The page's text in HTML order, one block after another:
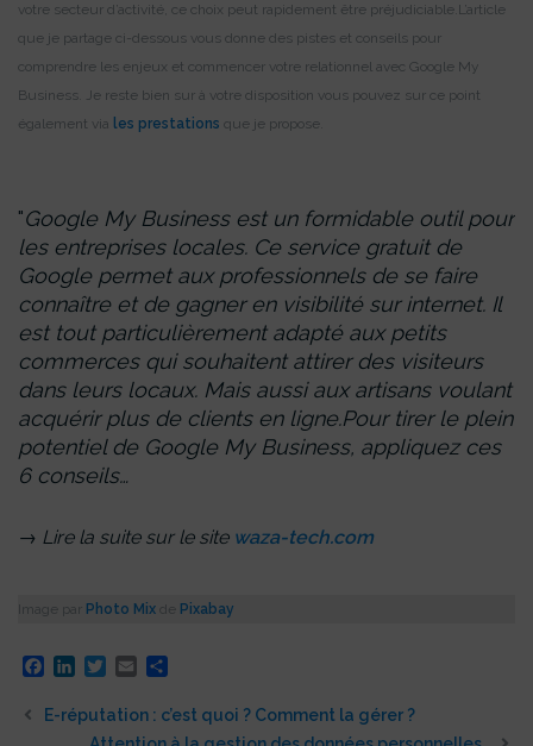
votre secteur d’activité, ce choix peut rapidement être préjudiciable. L’article
que je partage ci-dessous vous donne des pistes et conseils pour
comprendre les enjeux et commencer votre relationnel avec Google My
Business. Je reste bien sur à votre disposition vous pouvez sur ce point
également via les prestations que je propose.
Google My Business est un formidable outil pour
les entreprises locales. Ce service gratuit de
Google permet aux professionnels de se faire
connaître et de gagner en visibilité sur internet. Il
est tout particulièrement adapté aux petits
commerces qui souhaitent attirer des visiteurs
dans leurs locaux. Mais aussi aux artisans voulant
acquérir plus de clients en ligne.Pour tirer le plein
potentiel de Google My Business, appliquez ces
6 conseils…
→ Lire la suite sur le site waza-tech.com
Image par Photo Mix de Pixabay
Facebook
LinkedInTwitter
Email
E-réputation : c’est quoi ? Comment la gérer ?